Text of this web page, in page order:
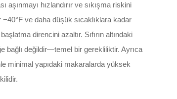
aşınmayı hızlandırır ve sıkışma riskini
ve daha düşük sıcaklıklara kadar
direncini azaltır. Sıfırın altındaki
bağlı değildir—temel bir gerekliliktir. Ayrıca
minimal yapıdaki makaralarda yüksek